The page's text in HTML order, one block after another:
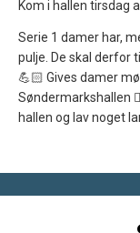
Kom i hallen tirsdag
Serie 1 damer har,
pulje. De skal derfor
💪🏻 Gives damer
Søndermarkshallen
hallen og lav noget